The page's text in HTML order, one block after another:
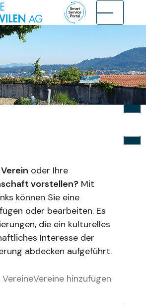
AG
Verein oder Ihre
vorstellen? Mit
können Sie eine
oder bearbeiten. Es
die ein kulturelles
Interesse der
abdecken aufgeführt.
VereineVereine hinzufügen